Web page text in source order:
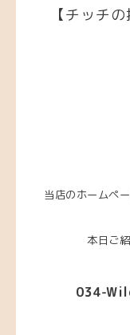
【チッチ
当店のホームペ
本日ご
034-